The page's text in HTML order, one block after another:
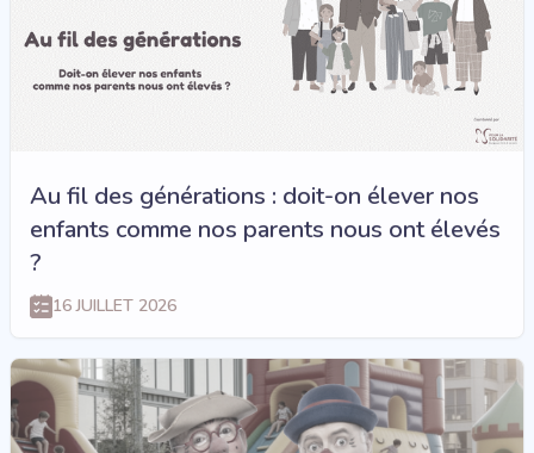
Au fil des générations : doit-on élever nos
enfants comme nos parents nous ont élevés
?
16 JUILLET 2026